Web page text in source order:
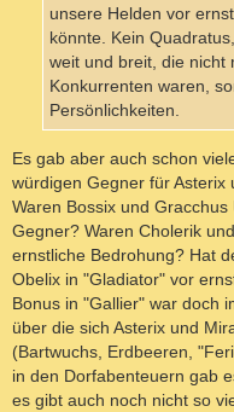
unsere Helden vor
könnte. Kein
weit und breit, die nicht
Konkurrenten waren,
Persönlichkeiten.
Es gab aber auch schon
würdigen Gegner für Asterix
Waren Bossix und
Gegner? Waren Cholerik
ernstliche Bedrohung? Hat
Obelix in "Gladiator" vor
Bonus in "Gallier" war doch
über die sich Asterix und
(Bartwuchs, Erdbeeren,
in den Dorfabenteuern gab
es gibt auch noch nicht so